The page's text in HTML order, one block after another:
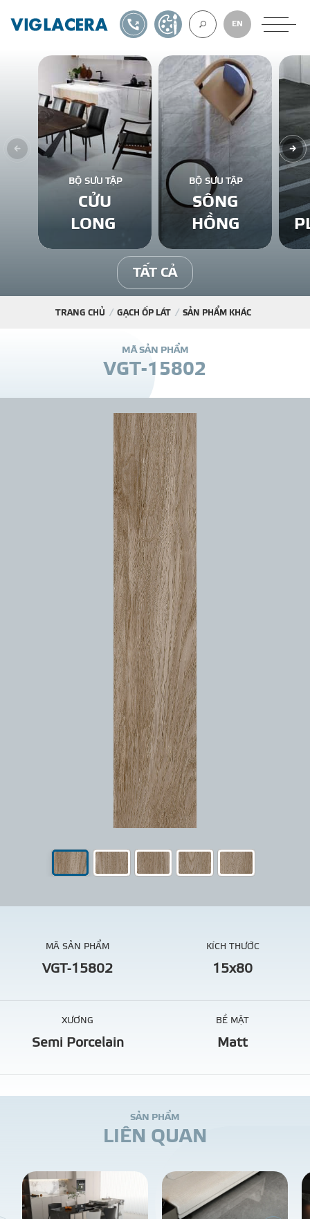
VỀ CHÚNG
GẠCH ỐP LÁT
BÊ TÔNG KHÍ
NGÓI LỢP
EN
1900561582TỰ THIẾT KẾ
BỘ SƯU TẬP
CỬU
LONG
BỘ SƯU TẬP
SÔNG
HỒNG
TẤT CẢ
TRANG CHỦ GẠCH ỐP LÁT SẢN PHẨM KHÁC
MÃ SẢN PHẨM
VGT-15802
MÃ SẢN PHẨM
VGT-15802
KÍCH THƯỚC
15x80
XƯƠNG
Semi Porcelain
BỀ MẶT
Matt
SẢN PHẨM
LIÊN QUAN